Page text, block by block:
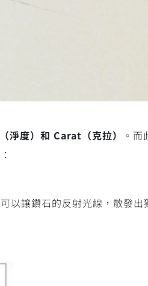
度）和 Carat（克拉）
。而
以讓鑽石的反射光線，散發出